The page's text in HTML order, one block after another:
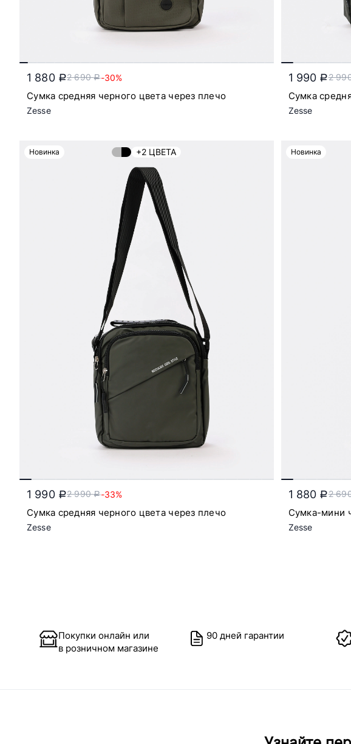
1 880 a2 690a-30%
Сумка средняя черного цвета через плечо
Zesse
1 990 a2
Сумка
Zesse
Новинка +2 ЦВЕТА
1 990 a2 990a-33%
Сумка средняя черного цвета через плечо
Zesse
Новинка
1 880 a2
Сумка-мини
Zesse
Покупки онлайн или
в розничном магазине
90 дней гарантии